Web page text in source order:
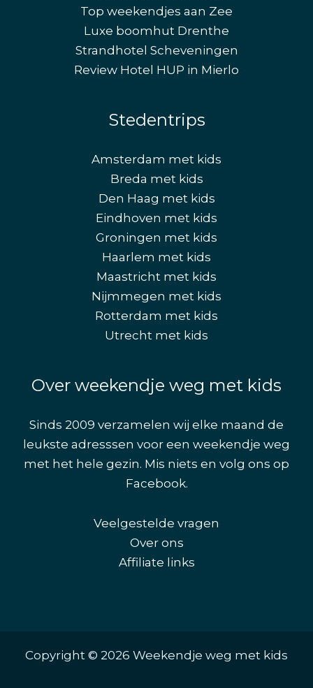
Top weekendjes aan Zee
Luxe boomhut Drenthe
Strandhotel Scheveningen
Review Hotel HUP in Mierlo
Stedentrips
Amsterdam met kids
Breda met kids
Den Haag met kids
Eindhoven met kids
Groningen met kids
Haarlem met kids
Maastricht met kids
Nijmmegen met kids
Rotterdam met kids
Utrecht met kids
Over weekendje weg met kids
Sinds 2009 verzamelen wij elke maand de
leukste adresssen voor een weekendje weg
met het hele gezin. Mis niets en volg ons op
Facebook.
Veelgestelde vragen
Over ons
Affiliate links
Copyright © 2026 Weekendje weg met kids